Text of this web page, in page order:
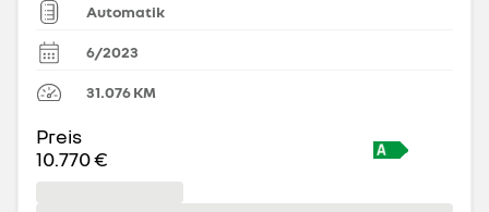
Automatik
6/2023
31.076KM
Preis
10.770 €